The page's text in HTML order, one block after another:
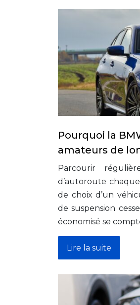
Pourquoi la
amateurs de
Parcourir
d’autoroute
de choix d’un
de suspension
économisé se
Lire la suite